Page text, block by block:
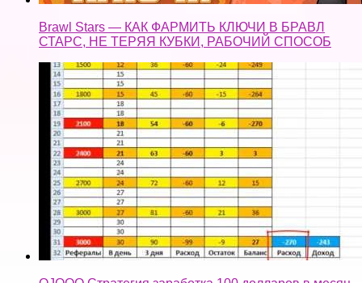
Brawl Stars — КАК ФАРМИТЬ КЛЮЧИ В БРАВЛ
СТАРС, НЕ ТЕРЯЯ КУБКИ, РАБОЧИЙ СПОСОБ